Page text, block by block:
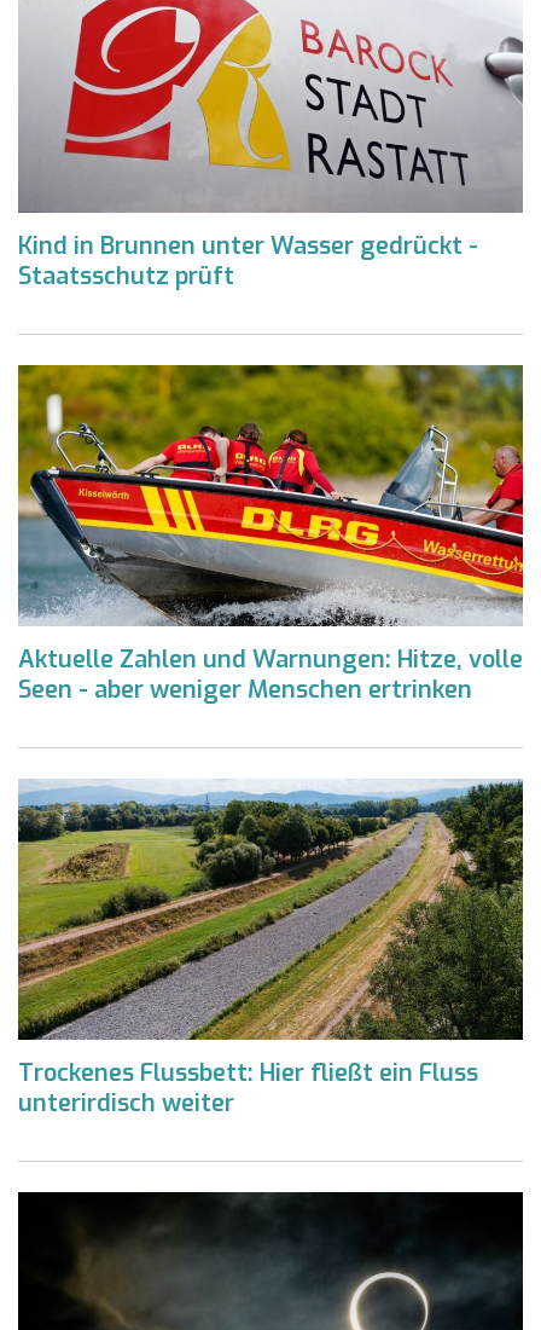
Kind in Brunnen unter Wasser gedrückt -
Staatsschutz prüft
Aktuelle Zahlen und Warnungen: Hitze, volle
Seen - aber weniger Menschen ertrinken
Trockenes Flussbett: Hier fließt ein Fluss
unterirdisch weiter